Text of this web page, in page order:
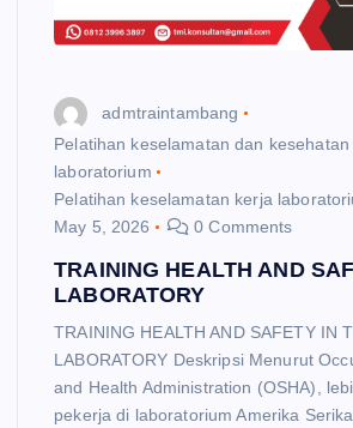
admtraintambang
Pelatihan keselamatan dan
laboratorium
Pelatihan keselamatan kerja
May 5, 2026
0 Comments
TRAINING HEALTH AND
LABORATORY
TRAINING HEALTH AND SAFETY IN
LABORATORY Deskripsi Menurut
and Health Administration (OSHA),
pekerja di laboratorium Amerika